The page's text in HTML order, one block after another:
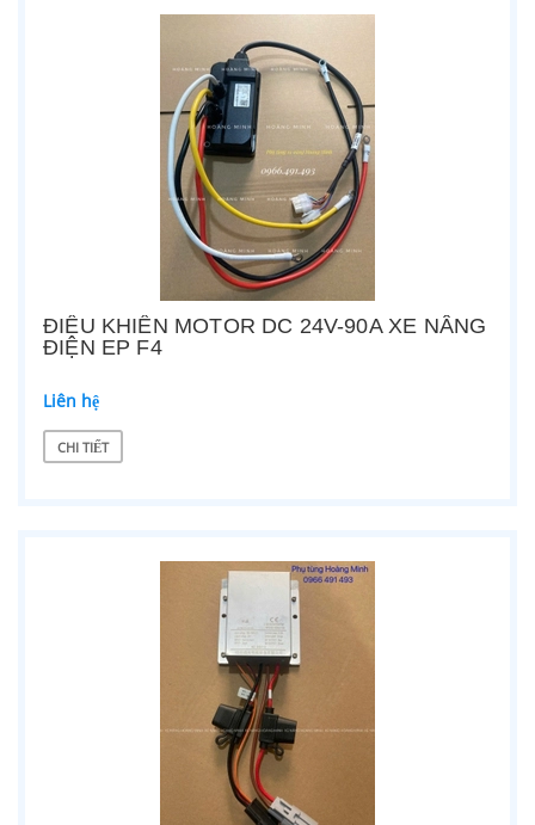
ĐIỀU KHIỂN MOTOR DC 24V-90A XE NÂNG
ĐIỆN EP F4
Liên hệ
CHI TIẾT